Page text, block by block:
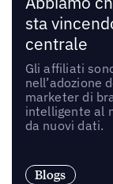
sta
centrale
Gli affiliati
nell’adozione
marketer di
intelligente al
da nuovi dati.
Blogs